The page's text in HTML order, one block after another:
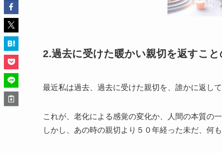
2.過去に受けた暖かい親切を返すこ
最近私は過去、過去に受けた親切を、誰かに返し
これが、老化による感覚の変化か、人間の本質の
しかし、あの時の親切より５０年経った未だ、何